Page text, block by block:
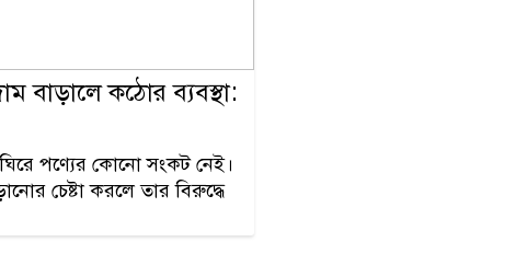
বাড়ালে কঠোর ব্যবস্থা:
পণ্যের কোনো সংকট নেই।
চেষ্টা করলে তার বিরুদ্ধে